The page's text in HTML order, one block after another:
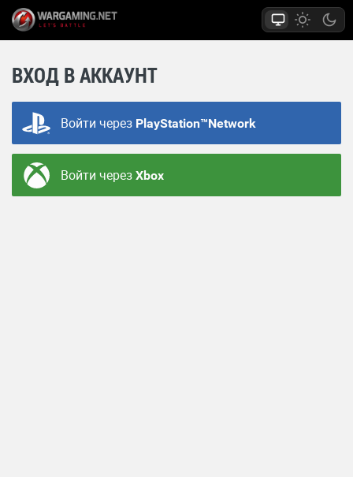
ВХОД В АККАУНТ
Войти через PlayStation™Network
Войти черезXbox